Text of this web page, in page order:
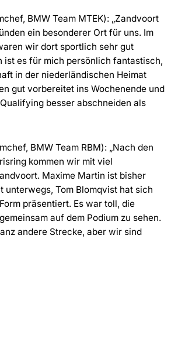
BMW Team MTEK): „Zandvoort
ein besonderer Ort für uns. Im
wir dort sportlich sehr gut
ist es für mich persönlich fantastisch,
in der niederländischen Heimat
gut vorbereitet ins Wochenende und
besser abschneiden als
BMW Team RBM): „Nach den
kommen wir mit viel
Maxime Martin ist bisher
unterwegs, Tom Blomqvist hat sich
präsentiert. Es war toll, die
auf dem Podium zu sehen.
andere Strecke, aber wir sind